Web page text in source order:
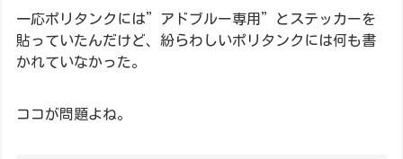
一応ポリタンクには”アドブルー専用”とステッカーを
貼っていたんだけど、紛らわしいポリタンクには何も書
かれていなかった。
ココが問題よね。